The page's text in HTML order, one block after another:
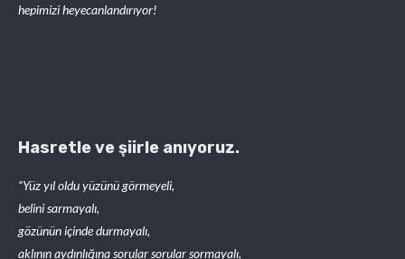
hepimizi heyecanlandırıyor!
Hasretle ve şiirle anıyoruz.
“Yüz yıl oldu yüzünü görmeyeli,
belini sarmayalı,
gözünün içinde durmayalı,
aklının aydınlığına sorular sorular sormayalı,